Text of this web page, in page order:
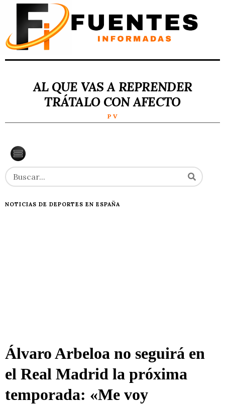
AL QUE VAS A REPRENDER
TRÁTALO CON AFECTO
P V
NOTICIAS DE DEPORTES EN ESPAÑA
Álvaro Arbeloa no seguirá en
el Real Madrid la próxima
temporada: «Me voy